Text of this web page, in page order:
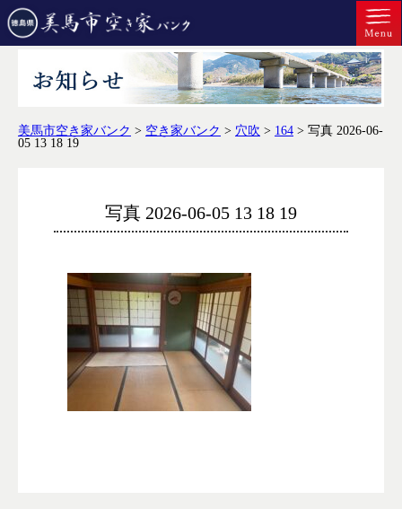
美馬市空き家バンク > 空き家バンク > 穴吹 > 164 > 写真 2026-06-
05 13 18 19
写真 2026-06-05 13 18 19